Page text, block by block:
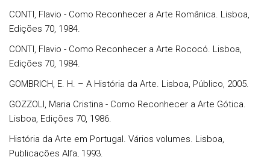
CONTI, Flavio - Como Reconhecer a Arte Românica. Lisboa,
Edições 70, 1984.
CONTI, Flavio - Como Reconhecer a Arte Rococó. Lisboa,
Edições 70, 1984.
GOMBRICH, E. H. – A História da Arte. Lisboa, Público, 2005.
GOZZOLI, Maria Cristina - Como Reconhecer a Arte Gótica.
Lisboa, Edições 70, 1986.
História da Arte em Portugal. Vários volumes. Lisboa,
Publicações Alfa, 1993.